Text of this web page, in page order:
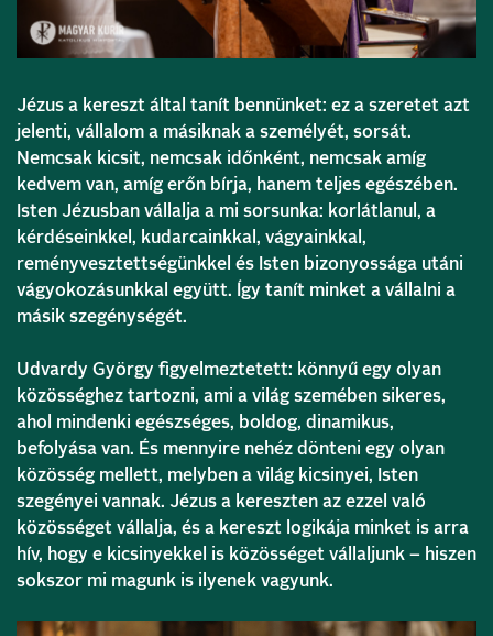
Jézus a kereszt által tanít bennünket: ez a szeretet azt
jelenti, vállalom a másiknak a személyét, sorsát.
Nemcsak kicsit, nemcsak időnként, nemcsak amíg
kedvem van, amíg erőn bírja, hanem teljes egészében.
Isten Jézusban vállalja a mi sorsunka: korlátlanul, a
kérdéseinkkel, kudarcainkkal, vágyainkkal,
reményvesztettségünkkel és Isten bizonyossága utáni
vágyokozásunkkal együtt. Így tanít minket a vállalni a
másik szegénységét.
Udvardy György figyelmeztetett: könnyű egy olyan
közösséghez tartozni, ami a világ szemében sikeres,
ahol mindenki egészséges, boldog, dinamikus,
befolyása van. És mennyire nehéz dönteni egy olyan
közösség mellett, melyben a világ kicsinyei, Isten
szegényei vannak. Jézus a kereszten az ezzel való
közösséget vállalja, és a kereszt logikája minket is arra
hív, hogy e kicsinyekkel is közösséget vállaljunk – hiszen
sokszor mi magunk is ilyenek vagyunk.